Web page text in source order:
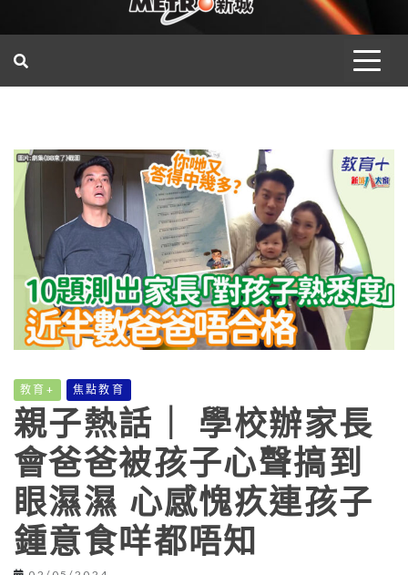
教育+ 焦點教育
親子熱話｜ 學校辦家長
會爸爸被孩子心聲搞到
眼濕濕 心感愧疚連孩子
鍾意食咩都唔知